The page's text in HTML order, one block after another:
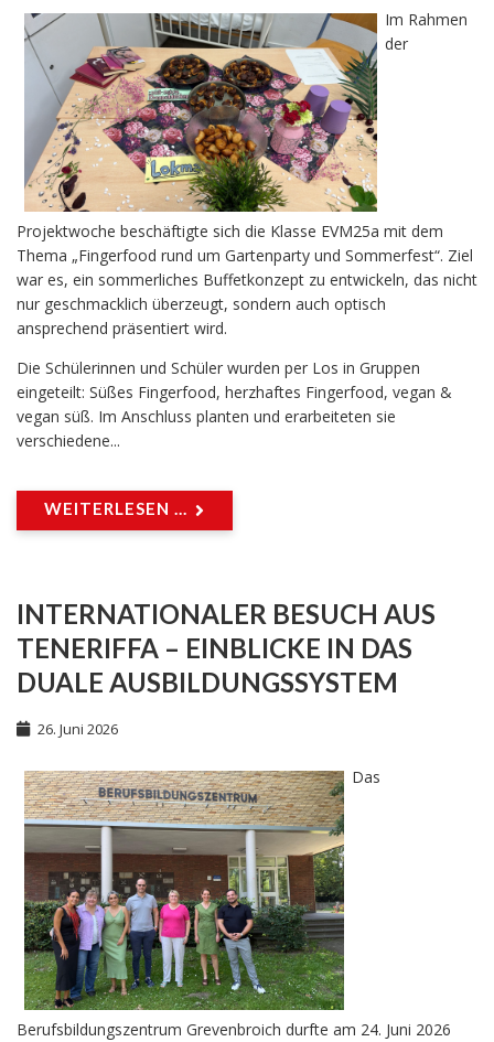
Im Rahmen
der
Projektwoche beschäftigte sich die Klasse EVM25a mit dem
Thema „Fingerfood rund um Gartenparty und Sommerfest“. Ziel
war es, ein sommerliches Buffetkonzept zu entwickeln, das nicht
nur geschmacklich überzeugt, sondern auch optisch
ansprechend präsentiert wird.
Die Schülerinnen und Schüler wurden per Los in Gruppen
eingeteilt: Süßes Fingerfood, herzhaftes Fingerfood, vegan &
vegan süß. Im Anschluss planten und erarbeiteten sie
verschiedene...
WEITERLESEN ...
INTERNATIONALER BESUCH AUS
TENERIFFA – EINBLICKE IN DAS
DUALE AUSBILDUNGSSYSTEM
26. Juni 2026
Das
Berufsbildungszentrum Grevenbroich durfte am 24. Juni 2026